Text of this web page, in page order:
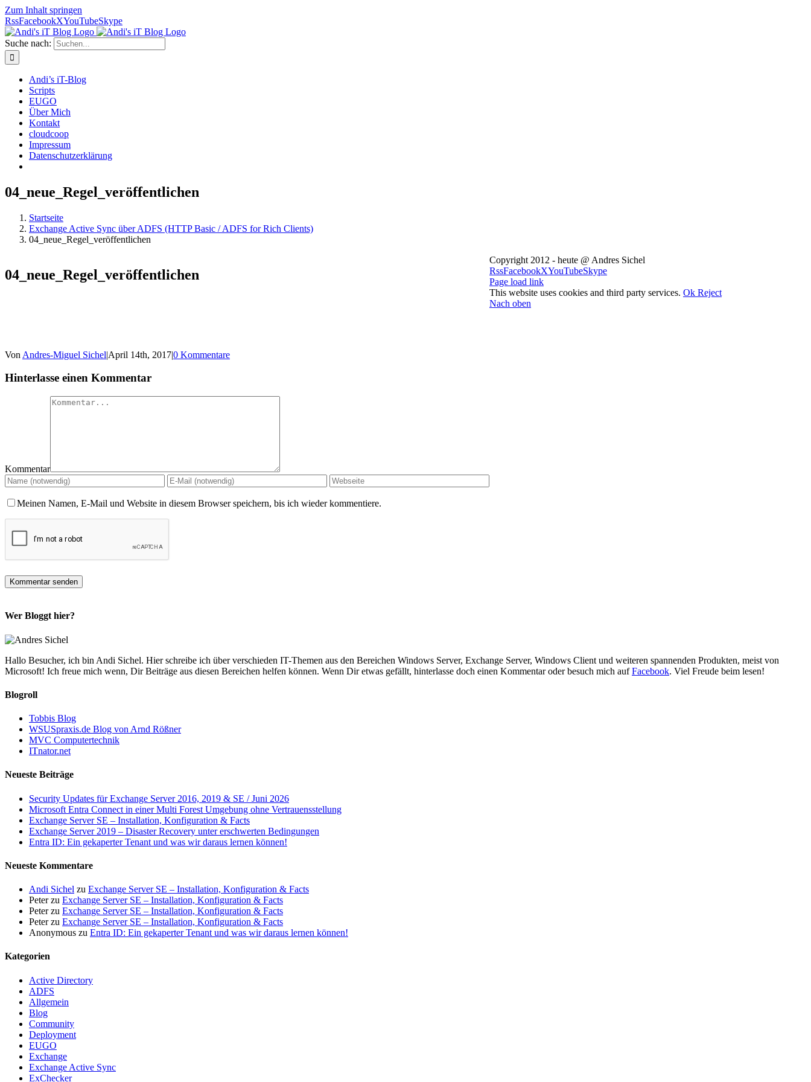
Zum Inhalt springen
RssFacebookXYouTubeSkype
Suche nach:
Andi’s iT-Blog
Scripts
EUGO
Über Mich
Kontakt
cloudcoop
Impressum
Datenschutzerklärung
04_neue_Regel_veröffentlichen
Startseite
Exchange Active Sync über ADFS (HTTP Basic / ADFS for Rich Clients)
04_neue_Regel_veröffentlichen
04_neue_Regel_veröffentlichen
Von Andres-Miguel Sichel|April 14th, 2017|0 Kommentare
Hinterlasse einen Kommentar
Kommentar
Meinen Namen, E-Mail und Website in diesem Browser speichern, bis ich wieder kommentiere.
Wer Bloggt hier?
Hallo Besucher, ich bin Andi Sichel. Hier schreibe ich über verschieden IT-Themen aus den Bereichen Windows Server, Exchange Server, Windows Client und weiteren spannenden Produkten, meist von
Microsoft! Ich freue mich wenn, Dir Beiträge aus diesen Bereichen helfen können. Wenn Dir etwas gefällt, hinterlasse doch einen Kommentar oder besuch mich aufFacebook. Viel Freude beim lesen!
Blogroll
Tobbis Blog
WSUSpraxis.de Blog von Arnd Rößner
MVC Computertechnik
ITnator.net
Neueste Beiträge
Security Updates für Exchange Server 2016, 2019 & SE / Juni 2026
Microsoft Entra Connect in einer Multi Forest Umgebung ohne Vertrauensstellung
Exchange Server SE – Installation, Konfiguration & Facts
Exchange Server 2019 – Disaster Recovery unter erschwerten Bedingungen
Entra ID: Ein gekaperter Tenant und was wir daraus lernen können!
Neueste Kommentare
Andi Sichel zu Exchange Server SE – Installation, Konfiguration & Facts
Peterzu Exchange Server SE – Installation, Konfiguration & Facts
Peterzu Exchange Server SE – Installation, Konfiguration & Facts
Peterzu Exchange Server SE – Installation, Konfiguration & Facts
Anonymous zu Entra ID: Ein gekaperter Tenant und was wir daraus lernen können!
Kategorien
Active Directory
ADFS
Allgemein
Blog
Community
Deployment
EUGO
Exchange
Exchange Active Sync
ExChecker
Copyright 2012 - heute @ Andres Sichel
RssFacebookXYouTubeSkype
Page load link
This website uses cookies and third party services. Ok Reject
Nach oben